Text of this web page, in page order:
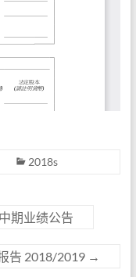
2018s
期业绩公告
告 2018/2019 →